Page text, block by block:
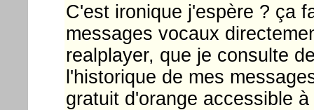
C'est ironique j'espère ? ça
messages vocaux
realplayer, que je consulte
l'historique de mes
gratuit d'orange accessible